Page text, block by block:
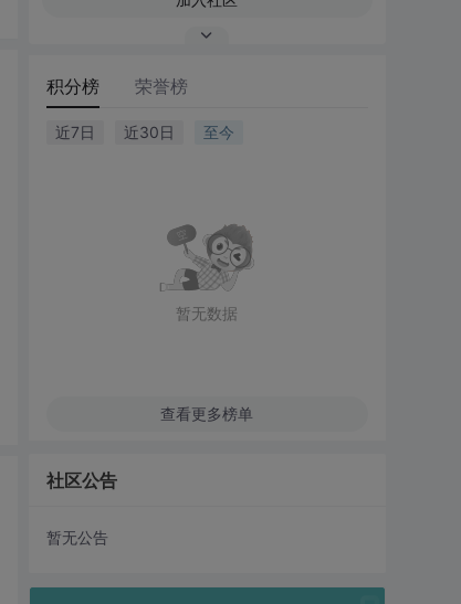
积分榜 荣誉榜
近7日 近30日 至今
暂无数据
查看更多榜单
社区公告
暂无公告